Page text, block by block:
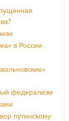
в России
федерализм
путинскому